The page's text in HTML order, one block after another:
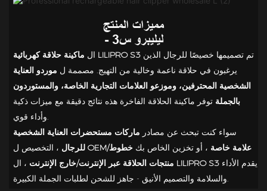
مميزات المنتج
- ليليبرو س3
ال ماكينة حلاقة كهربائية LILIPRO S3 تم تصميمها خصيصًا للرجال الذين
يرغبون في حلاقة ناعمة وخالية من التهيج. مصممة ل موردو العناية
الشخصية المحترفين، وموزعو العلامات التجارية الخاصة، والمستوردون
بالجملةتوفر ماكينة الحلاقة الفاخرة هذه نتائج دقيقة مع ميزات ذكية
سواء كنت تبحث عن مصادر ماركات مستحضرات العناية الشخصية
للرجال، التخصيص ل OEM/علامة خاصة ، أو تخزين الخاص بكخطوط
منتجات الحلاقة عبر الإنترنت/خارج الإنترنت LILIPRO S3 يقدم الأداء